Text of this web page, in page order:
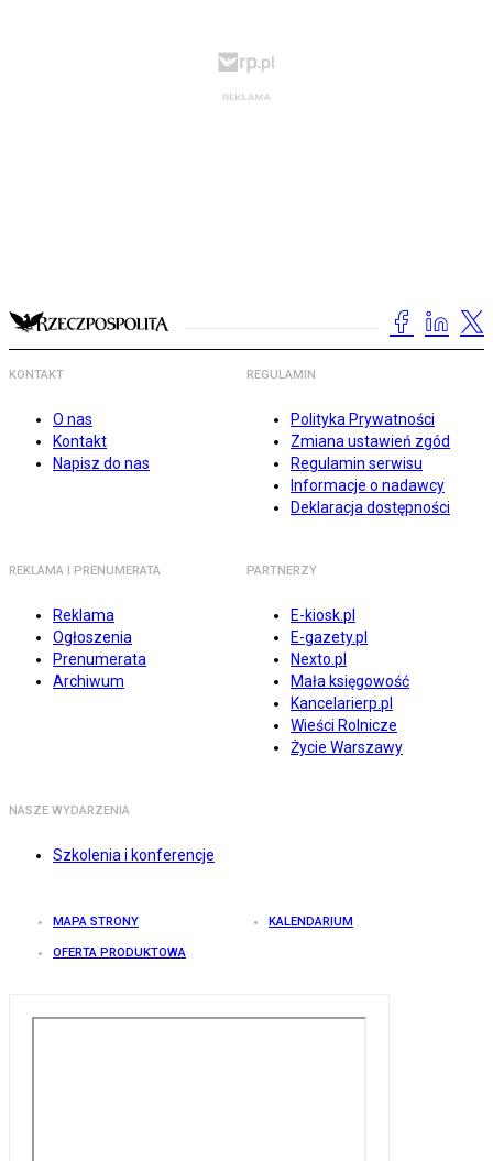
KONTAKT
O nas
Kontakt
Napisz do nas
REGULAMIN
Polityka Prywatności
Zmiana ustawień zgód
Regulamin serwisu
Informacje o nadawcy
Deklaracja dostępności
REKLAMA I PRENUMERATA
Reklama
Ogłoszenia
Prenumerata
Archiwum
PARTNERZY
E-kiosk.pl
E-gazety.pl
Nexto.pl
Mała księgowość
Kancelarierp.pl
Wieści Rolnicze
Życie Warszawy
NASZE WYDARZENIA
Szkolenia i konferencje
MAPA STRONY KALENDARIUM
OFERTA PRODUKTOWA